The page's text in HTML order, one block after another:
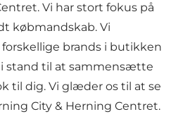
Vi har stort fokus på
købmandskab. Vi
brands i butikken
i stand til at sammensætte
til dig. Vi glæder os til at se
City & Herning Centret.